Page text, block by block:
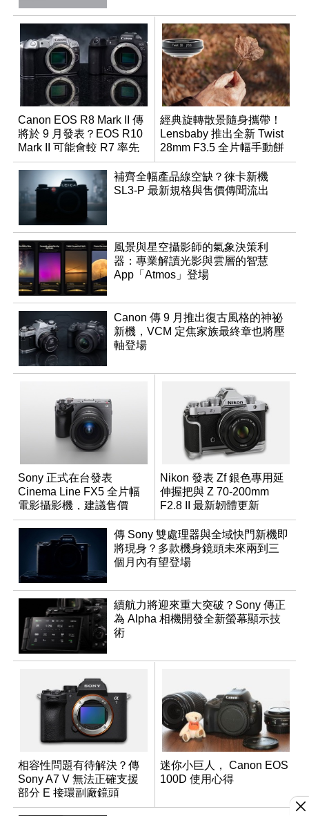
Canon EOS R8 Mark II 傳
將於 9 月發表？EOS R10
Mark II 可能會較 R7 率先
推出
經典旋轉散景隨身攜帶！
Lensbaby 推出全新 Twist
28mm F3.5 全片幅手動餅
乾鏡
補齊全幅產品線空缺？徠卡新機
SL3-P 最新規格與售價傳聞流出
風景與星空攝影師的氣象決策利
器：專業解讀光影與雲層的智慧
App「Atmos」登場
Canon 傳 9 月推出復古風格的神祕
新機，VCM 定焦家族最終章也將壓
軸登場
Sony 正式在台發表
Cinema Line FX5 全片幅
電影攝影機，建議售價
NT$144,980
Nikon 發表 Zf 銀色專用延
伸握把與 Z 70-200mm
F2.8 II 最新韌體更新
傳 Sony 雙處理器與全域快門新機即
將現身？多款機身鏡頭未來兩到三
個月內有望登場
續航力將迎來重大突破？Sony 傳正
為 Alpha 相機開發全新螢幕顯示技
術
相容性問題有待解決？傳
Sony A7 V 無法正確支援
部分 E 接環副廠鏡頭
迷你小巨人， Canon EOS
100D 使用心得